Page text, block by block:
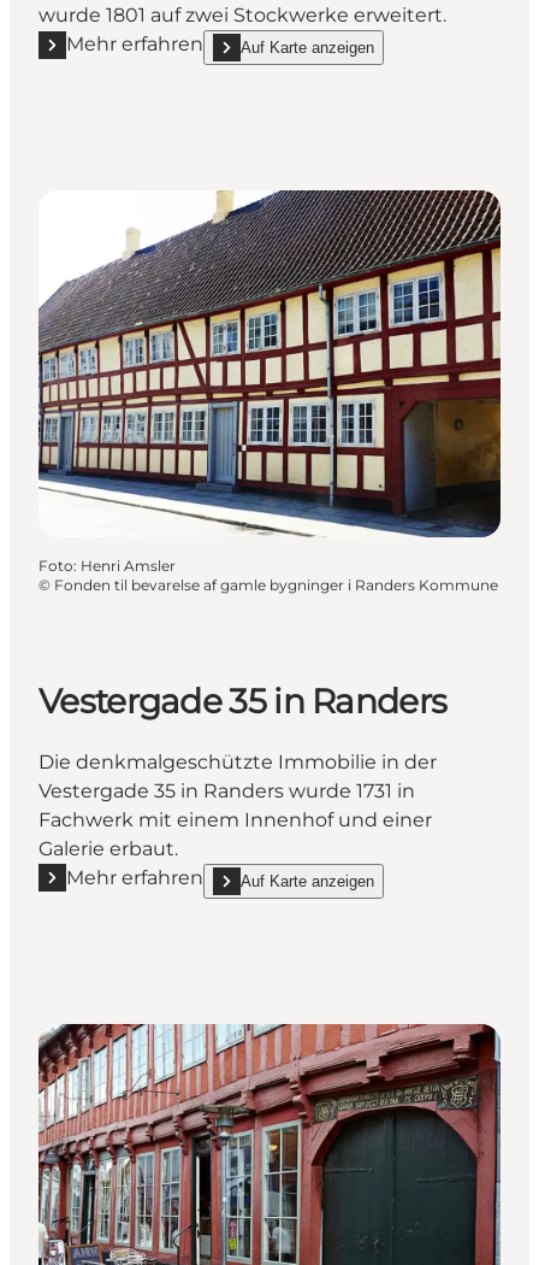
wurde 1801 auf zwei Stockwerke erweitert.
Mehr erfahren
Mehr erfahren "Das Gebäude in der Vestergade 4-6"
Auf Karte anzeigen
show Das Gebäude in der Vestergade 4-6
Foto: Henri Amsler
© Fonden til bevarelse af gamle bygninger i Randers Kommune
Vestergade 35 in Randers
Die denkmalgeschützte Immobilie in der
Vestergade 35 in Randers wurde 1731 in
Fachwerk mit einem Innenhof und einer
Galerie erbaut.
Mehr erfahren
Mehr erfahren "Vestergade 35 in Randers"
Auf Karte anzeigen
show Vestergade 35 in Randers on_map